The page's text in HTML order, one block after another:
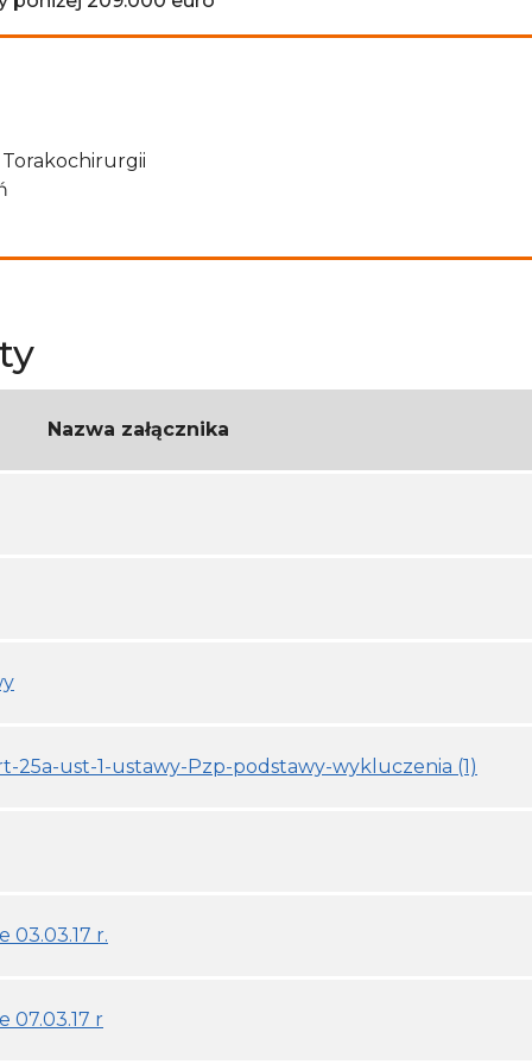
Nazwa załącznika
25a-ust-1-ustawy-Pzp-podstawy-wykluczenia (1)
03.03.17 r.
07.03.17 r